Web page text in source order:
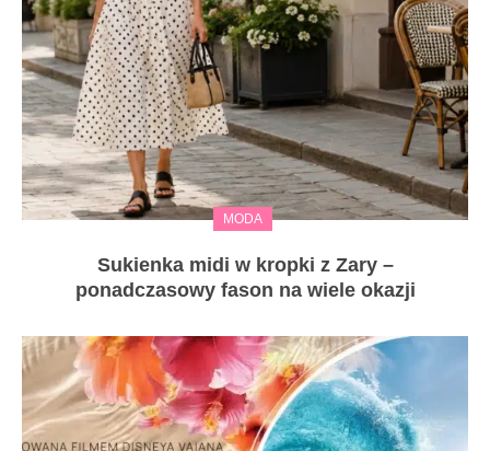
MODA
Sukienka midi w kropki z Zary –
ponadczasowy fason na wiele okazji